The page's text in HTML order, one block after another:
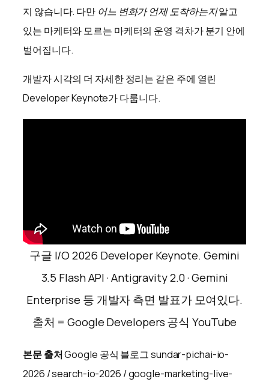
지 않습니다. 다만 어느 변화가 언제 도착하는지알고
있는 마케터와 모르는 마케터의 운영 격차가 분기 안에
벌어집니다.
개발자 시각의 더 자세한 정리는 같은 주에 열린
Developer Keynote가 다룹니다.
구글 I/O 2026 Developer Keynote. Gemini
3.5 Flash API · Antigravity 2.0 · Gemini
Enterprise 등 개발자 측면 발표가 모여있다.
출처 = Google Developers 공식 YouTube
본문 출처Google 공식 블로그 sundar-pichai-io-
2026 / search-io-2026 / google-marketing-live-